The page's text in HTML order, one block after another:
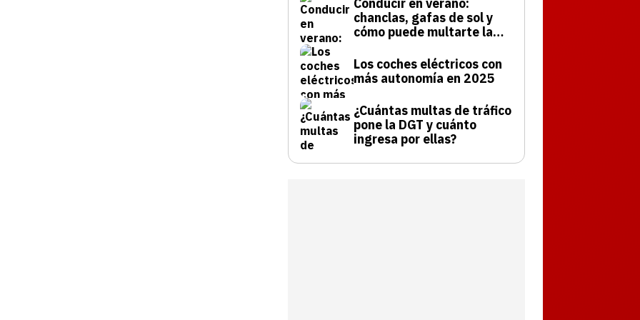
chanclas, gafas de sol y
cómo puede multarte la
Los coches eléctricos con
más autonomía en 2025
¿Cuántas multas de tráfico
pone la DGT y cuánto
ingresa por ellas?